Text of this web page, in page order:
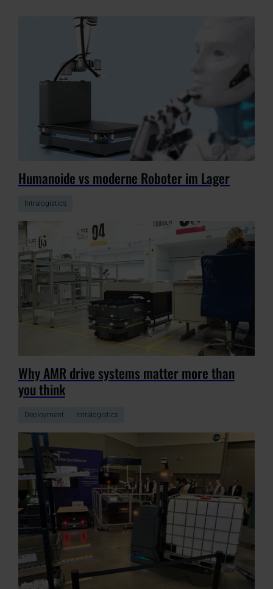
Humanoide vs moderne Roboter im Lager
Intralogistics
Why AMR drive systems matter more than
you think
Deployment Intralogistics